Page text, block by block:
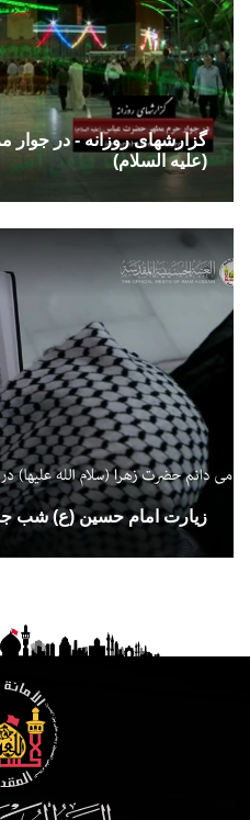
گزارشهای روزانه - در
(علیه السلام)
زيارت امام حسين (ع) شب